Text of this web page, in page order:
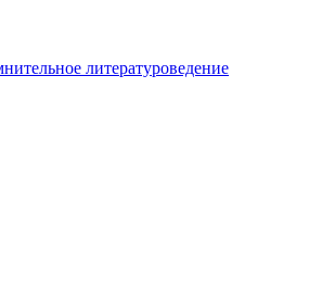
литературоведение